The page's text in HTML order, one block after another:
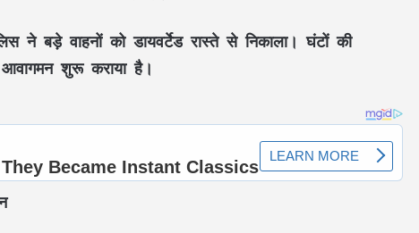
ने बड़े वाहनों को डायवर्टेड रास्ते से निकाला। घंटों की
शुरू कराया है।